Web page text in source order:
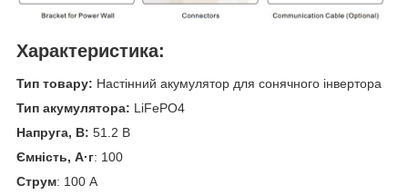
Характеристика:
Тип товару: Настінний акумулятор для сонячного інвертора
Тип акумулятора: LiFePO4
Напруга, В: 51.2 В
Ємність, А·г: 100
Струм: 100 А